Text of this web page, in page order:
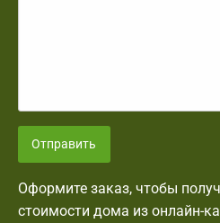
Отправить
Оформите заказ, чтобы
стоимости дома из онлайн-